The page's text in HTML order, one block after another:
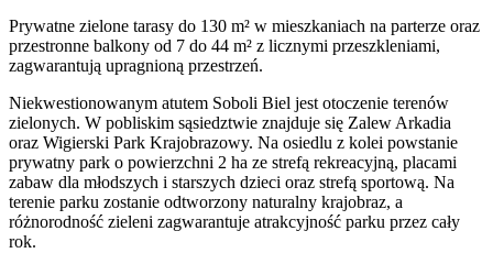
Prywatne zielone tarasy do 130 m² w mieszkaniach na parterze oraz
przestronne balkony od 7 do 44 m² z licznymi przeszkleniami,
zagwarantują upragnioną przestrzeń.
Niekwestionowanym atutem Soboli Biel jest otoczenie terenów
zielonych. W pobliskim sąsiedztwie znajduje się Zalew Arkadia
oraz Wigierski Park Krajobrazowy. Na osiedlu z kolei powstanie
prywatny park o powierzchni 2 ha ze strefą rekreacyjną, placami
zabaw dla młodszych i starszych dzieci oraz strefą sportową. Na
terenie parku zostanie odtworzony naturalny krajobraz, a
różnorodność zieleni zagwarantuje atrakcyjność parku przez cały
rok.